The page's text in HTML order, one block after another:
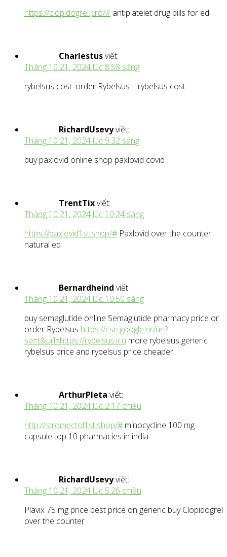
https://clopidogrel.pro/# antiplatelet drug pills for ed
Charlestusviết:
Tháng 10 21, 2024 lúc 8:58 sáng
rybelsus cost: order Rybelsus – rybelsus cost
RichardUsevyviết:
Tháng 10 21, 2024 lúc 9:32 sáng
buy paxlovid online shop paxlovid covid
TrentTixviết:
Tháng 10 21, 2024 lúc 10:24 sáng
https://paxlovid1st.shop/# Paxlovid over the counter
natural ed
Bernardheind viết:
Tháng 10 21, 2024 lúc 10:50 sáng
buy semaglutide online Semaglutide pharmacy price or
order Rybelsus https://cse.google.nr/url?
sa=t&url=https://rybelsus.icu more rybelsus generic
rybelsus price and rybelsus price cheaper
ArthurPleta viết:
Tháng 10 21, 2024 lúc 2:17 chiều
http://stromectol1st.shop/# minocycline 100 mg
capsule top 10 pharmacies in india
RichardUsevyviết:
Tháng 10 21, 2024 lúc 5:26 chiều
Plavix 75 mg price best price on generic buy Clopidogrel
over the counter